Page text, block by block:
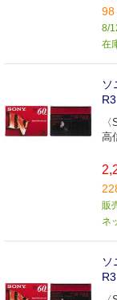
98
8/
在
R3
高
販
ネ
R3